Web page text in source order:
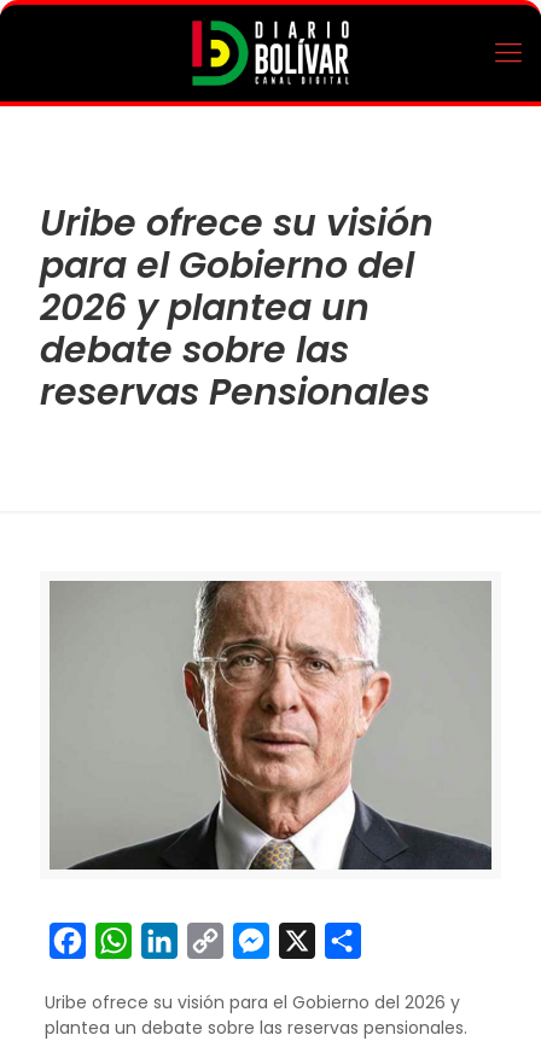
Uribe ofrece su visión
para el Gobierno del
2026 y plantea un
debate sobre las
reservas Pensionales
FacebookWhatsAppLinkedIn
Copy
Messenger
Uribe ofrece su visión para el Gobierno del 2026 y
plantea un debate sobre las reservas pensionales.